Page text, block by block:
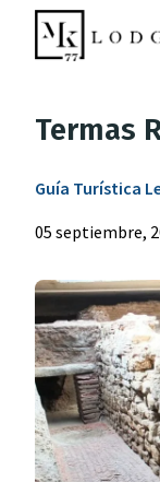
Termas
Guía Turística
05 septiembre,